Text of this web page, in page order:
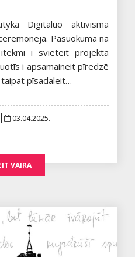
Digitaluo aktivisma
Pasuokumā na
i svieteit projekta
i apsamaineit pīredzē
pīsadaleit…
Posted
03.04.2025.
VAIRA